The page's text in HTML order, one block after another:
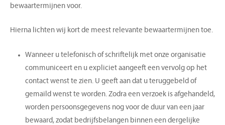
bewaartermijnen voor.
Hierna lichten wij kort de meest relevante bewaartermijnen toe.
Wanneer u telefonisch of schriftelijk met onze organisatie
communiceert en u expliciet aangeeft een vervolg op het
contact wenst te zien. U geeft aan dat u teruggebeld of
gemaild wenst te worden. Zodra een verzoek is afgehandeld,
worden persoonsgegevens nog voor de duur van een jaar
bewaard, zodat bedrijfsbelangen binnen een dergelijke